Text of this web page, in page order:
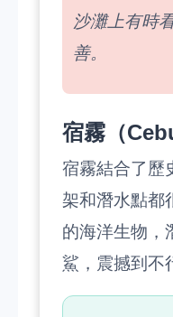
沙灘上有時
善。
宿霧（
宿霧結合了歷
架和潛水點都
的海洋生物，
鯊，震撼到不